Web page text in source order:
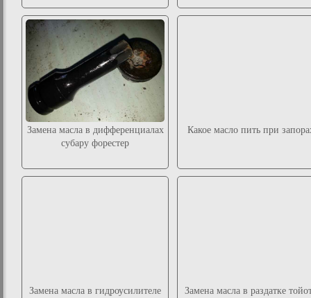
Замена масла в дифференциалах
субару форестер
Какое масло пить при
Замена масла в гидроусилителе
Замена масла в раздатке